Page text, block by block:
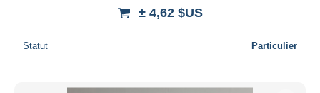
± 4,62 $US
Statut Particulier